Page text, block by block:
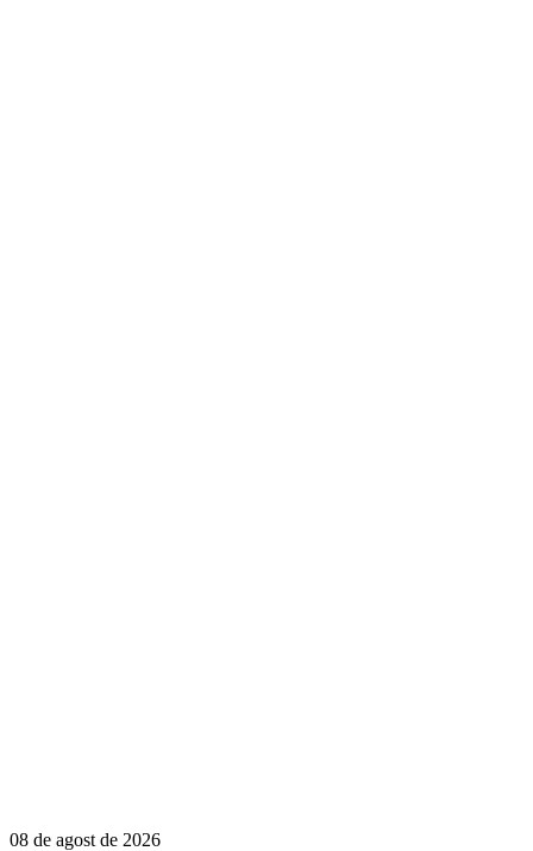
08 de agost de 2026